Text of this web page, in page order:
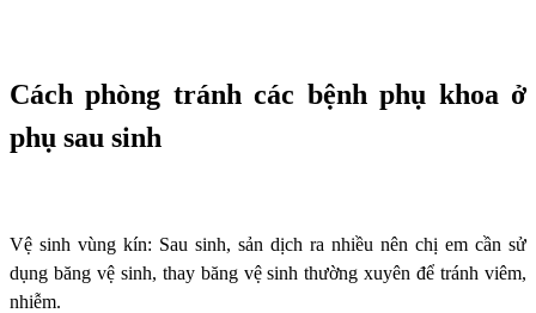
Cách phòng tránh các bệnh phụ khoa ở
phụ sau sinh
Vệ sinh vùng kín: Sau sinh, sản dịch ra nhiều nên chị em cần sử
dụng băng vệ sinh, thay băng vệ sinh thường xuyên để tránh viêm,
nhiễm.